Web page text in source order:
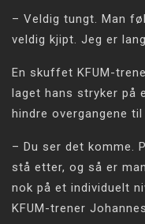
– Veldig tungt. Man
veldig kjipt. Jeg er
En skuffet KFUM-
laget hans stryker på
hindre overgangene til
– Du ser det komme.
stå etter, og så er
nok på et individuelt
KFUM-trener